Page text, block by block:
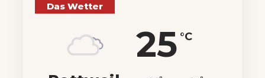
Das Wetter
25 °C